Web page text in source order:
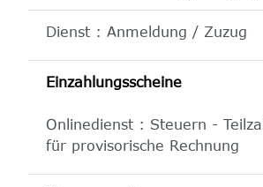
Dienst : Anmeldung / Zuzug
Einzahlungsscheine
Onlinedienst : Steuern -
für provisorische Rechnung